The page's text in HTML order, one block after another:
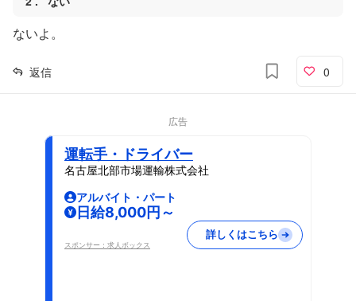
ないよ。
返信 0
広告
運転手・ドライバー
名古屋北部市場運輸株式会社
アルバイト・パート
日給8,000円～
スポンサー：求人ボックス
詳しくはこちら